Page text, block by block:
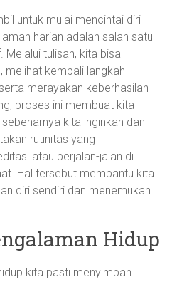
untuk mulai mencintai diri
harian adalah salah satu
tulisan, kita bisa
melihat kembali langkah-
merayakan keberhasilan
proses ini membuat kita
kita inginkan dan
rutinitas yang
atau berjalan-jalan di
Hal tersebut membantu kita
diri sendiri dan menemukan
Hidup
kita pasti menyimpan